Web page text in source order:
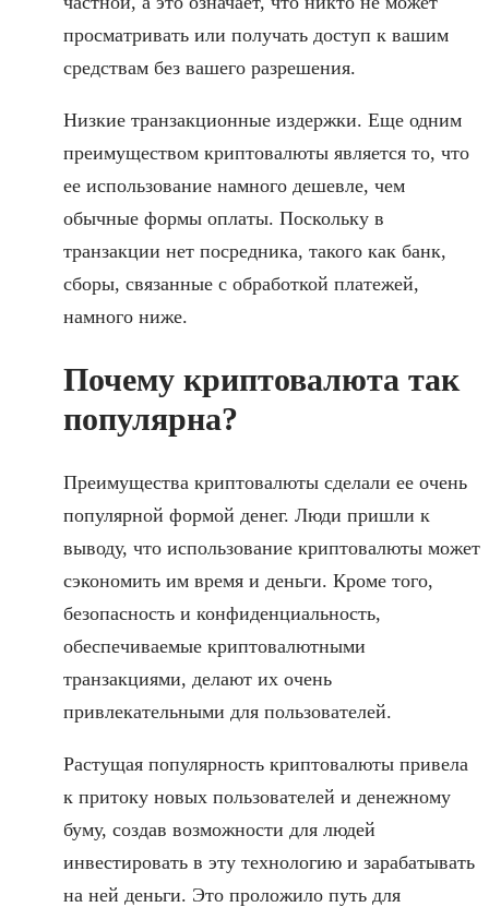
просматривать или получать доступ к вашим
средствам без вашего разрешения.
Низкие транзакционные издержки. Еще одним
преимуществом криптовалюты является то, что
ее использование намного дешевле, чем
обычные формы оплаты. Поскольку в
транзакции нет посредника, такого как банк,
сборы, связанные с обработкой платежей,
намного ниже.
Почему криптовалюта так
популярна?
Преимущества криптовалюты сделали ее очень
популярной формой денег. Люди пришли к
выводу, что использование криптовалюты может
сэкономить им время и деньги. Кроме того,
безопасность и конфиденциальность,
обеспечиваемые криптовалютными
транзакциями, делают их очень
привлекательными для пользователей.
Растущая популярность криптовалюты привела
к притоку новых пользователей и денежному
буму, создав возможности для людей
инвестировать в эту технологию и зарабатывать
на ней деньги. Это проложило путь для